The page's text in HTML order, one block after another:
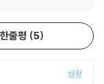
베놈을 앞세우며 진일
파이더맨 3'의 백미인
스케일과 스피드. 특
뉴욕의 빌딩 숲 사이
한줄평 5
설정